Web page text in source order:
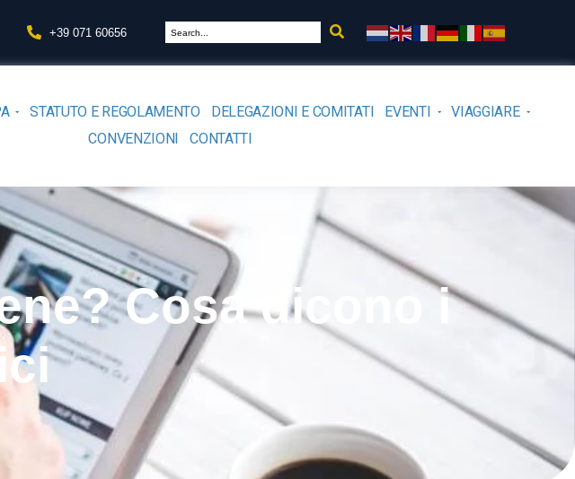
+39 071 60656
STATUTO E REGOLAMENTO DELEGAZIONI E COMITATI EVENTI
VIAGGIARE
CONVENZIONI
CONTATTI
Cosa dicono i